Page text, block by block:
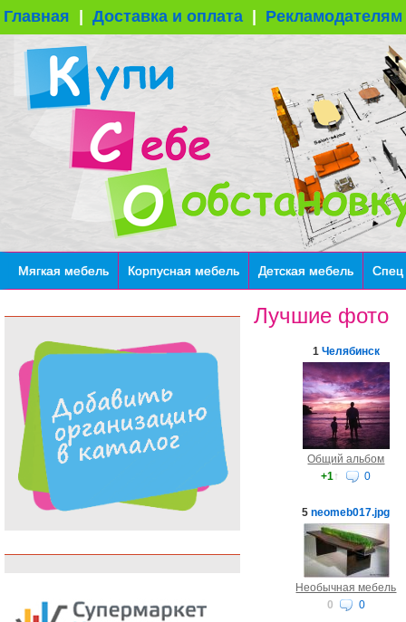
Главная Доставка и оплата Рекламодателям
Мягкая мебель Корпусная мебель Детская мебель Спец
Лучшие фото
1 Челябинск
Общий альбом
+1↑ 0
5neomeb017.jpg
Необычная мебель
0
0